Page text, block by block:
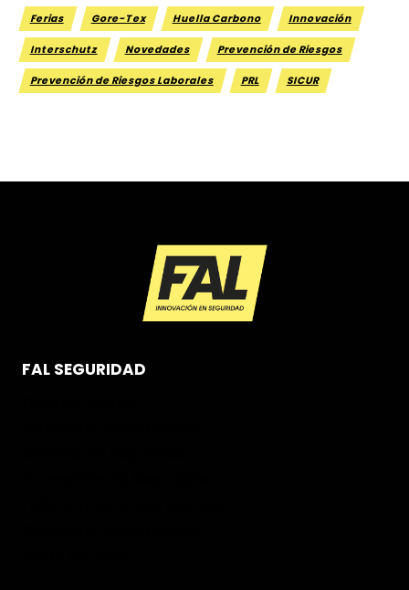
Ferias Gore-Tex Huella Carbono Innovación
Interschutz Novedades Prevención de Riesgos
Prevención de Riesgos Laborales PRL SICUR
FAL SEGURIDAD